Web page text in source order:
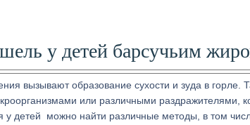
у детей барсучьим
вызывают образование сухости и зуда в горле.
или различными раздражителями,
детей можно найти различные методы, в том